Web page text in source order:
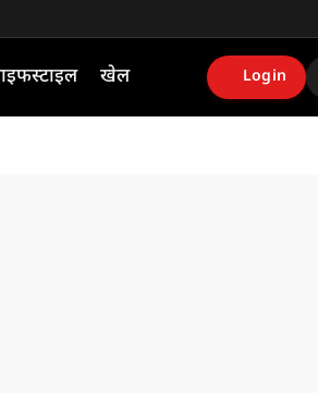
खेल Login